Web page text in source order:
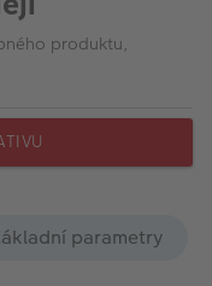
produktu,
parametry